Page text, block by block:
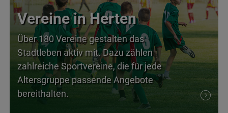
Vereine in Herten
Über 180 Vereine gestalten das
Stadtleben aktiv mit. Dazu zählen
zahlreiche Sportvereine, die für jede
Altersgruppe passende Angebote
bereithalten.